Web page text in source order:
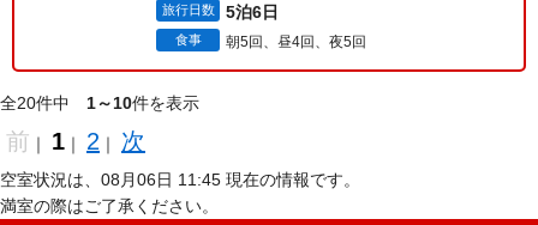
旅行日数 5泊6日
食事 朝5回、昼4回、夜5回
全20件中 1～10件を表示
前 ｜ 1 ｜ 2 ｜ 次
空室状況は、08月06日 11:45 現在の情報です。
満室の際はご了承ください。